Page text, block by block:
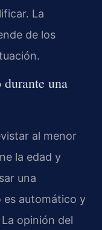
La
de los
una
al menor
la edad y
una
es automático y
opinión del